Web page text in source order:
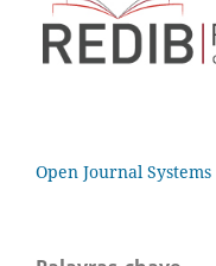
Open Journal Systems